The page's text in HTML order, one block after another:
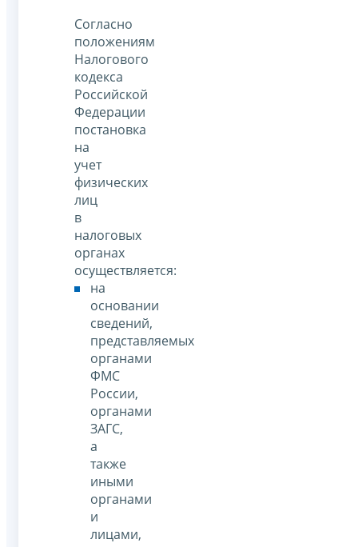
Согласно
положениям
Налогового
кодекса
Российской
Федерации
постановка
на
учет
физических
лиц
в
налоговых
органах
осуществляется:
на
основании
сведений,
представляемых
органами
ФМС
России,
органами
ЗАГС,
а
также
иными
органами
и
лицами,